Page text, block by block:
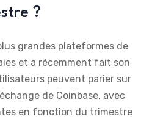
?
grandes plateformes de
et a récemment fait son
peuvent parier sur
de Coinbase, avec
en fonction du trimestre